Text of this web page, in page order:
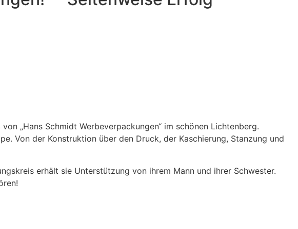
„Hans Schmidt Werbeverpackungen“ im schönen Lichtenberg.
Von der Konstruktion über den Druck, der Kaschierung, Stanzung und
erhält sie Unterstützung von ihrem Mann und ihrer Schwester.